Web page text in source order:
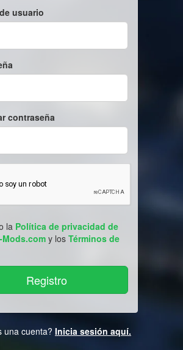
usuario
contraseña
la Política de privacidad de
Mods.com y los Términos de
una cuenta? Inicia sesión aquí.